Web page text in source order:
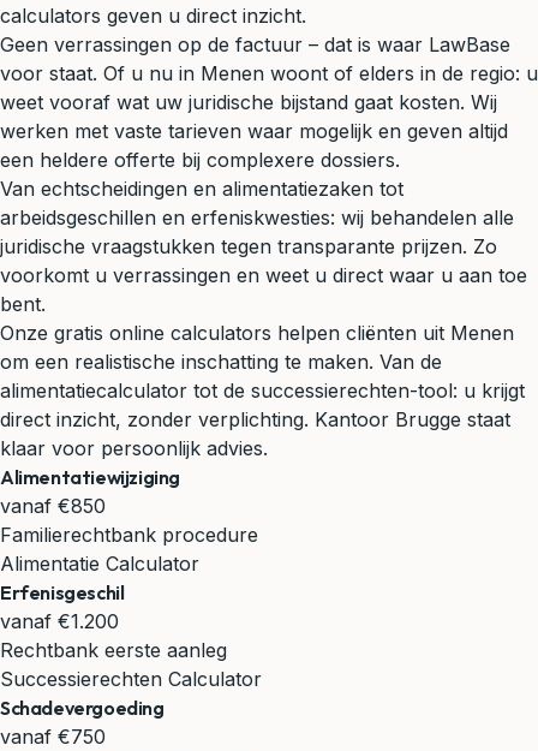
calculators geven u direct inzicht.
Geen verrassingen op de factuur – dat is waar LawBase
voor staat. Of u nu in Menen woont of elders in de regio: u
weet vooraf wat uw juridische bijstand gaat kosten. Wij
werken met vaste tarieven waar mogelijk en geven altijd
een heldere offerte bij complexere dossiers.
Van echtscheidingen en alimentatiezaken tot
arbeidsgeschillen en erfeniskwesties: wij behandelen alle
juridische vraagstukken tegen transparante prijzen. Zo
voorkomt u verrassingen en weet u direct waar u aan toe
bent.
Onze gratis online calculators helpen cliënten uit Menen
om een realistische inschatting te maken. Van de
alimentatiecalculator tot de successierechten-tool: u krijgt
direct inzicht, zonder verplichting. Kantoor Brugge staat
klaar voor persoonlijk advies.
Alimentatiewijziging
vanaf €850
Familierechtbank procedure
Alimentatie Calculator
Erfenisgeschil
vanaf €1.200
Rechtbank eerste aanleg
Successierechten Calculator
Schadevergoeding
vanaf €750